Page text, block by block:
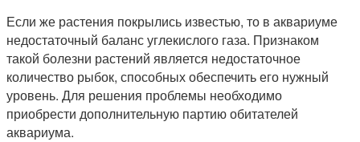
Если же растения покрылись известью, то в аквариуме
недостаточный баланс углекислого газа. Признаком
такой болезни растений является недостаточное
количество рыбок, способных обеспечить его нужный
уровень. Для решения проблемы необходимо
приобрести дополнительную партию обитателей
аквариума.